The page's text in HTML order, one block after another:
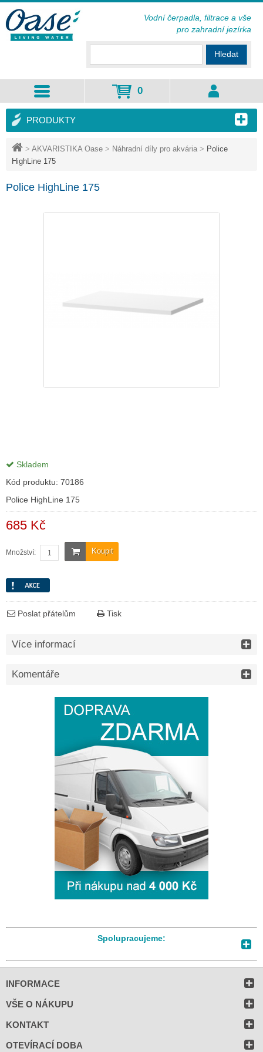
> AKVARISTIKA Oase > Náhradní díly pro akvária > Police
HighLine 175
Police HighLine 175
Skladem
Kód produktu: 70186
Police HighLine 175
685 Kč
Koupit
Množství:
Poslat přátelům Tisk
Více informací
Komentáře
PRODUKTY
Spolupracujeme:
Hledat
0
Vodní čerpadla, filtrace a vše
pro zahradní jezírka
INFORMACE
VŠE O NÁKUPU
KONTAKT
OTEVÍRACÍ DOBA